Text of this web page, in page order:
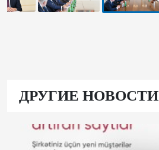
ДРУГИЕ НОВОСТИ